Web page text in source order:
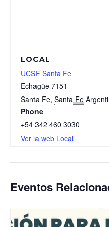
LOCAL
UCSF Santa Fe
Echagüe 7151
Santa Fe, Santa Fe
Phone
+54 342 460 3030
Ver la web Local
Eventos